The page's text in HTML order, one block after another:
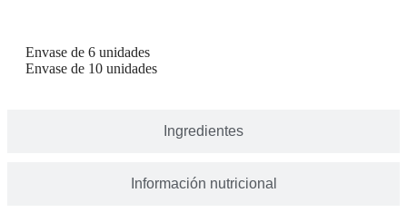
Ingredientes
Información nutricional
Envase de 6 unidades
Envase de 10 unidades